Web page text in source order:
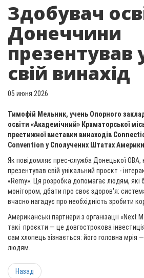
Здобувач
Донеччини
свій винахід
05 июня 2026
Тимофій Мельник, учень Опорного
освіти «Академічний» Краматорської
престижної виставки винаходів
Convention у Сполучених Штатах
Як повідомляє прес-служба Донецької ОВА,
презентував свій унікальний проєкт -
«Remy». Ця розробка допомагає людям, які
монітором, дбати про своє здоров'я:
вчасно нагадує про необхідність зробити
Американські партнери з організації «Next
такі проєкти — це довгострокова
сам хлопець зізнається: його головна мрія
людям.
Назад